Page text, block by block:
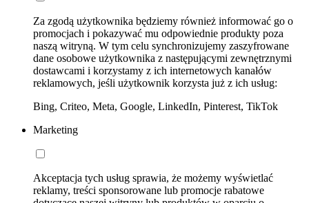
Za zgodą użytkownika będziemy również informować go o
promocjach i pokazywać mu odpowiednie produkty poza
naszą witryną. W tym celu synchronizujemy zaszyfrowane
dane osobowe użytkownika z następującymi zewnętrznymi
dostawcami i korzystamy z ich internetowych kanałów
reklamowych, jeśli użytkownik korzysta już z ich usług:
Bing, Criteo, Meta, Google, LinkedIn, Pinterest, TikTok
Marketing
Akceptacja tych usług sprawia, że możemy wyświetlać
reklamy, treści sponsorowane lub promocje rabatowe